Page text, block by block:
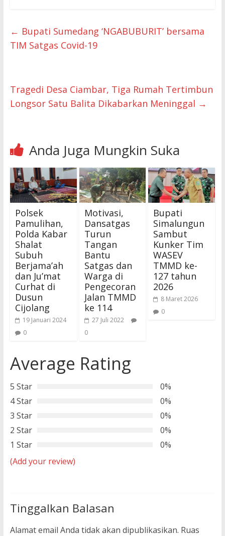
← Bupati Sumedang ‘NGABUBURIT’ bersama
TIM Satgas Covid-19
Tragedi Desa Ciambar, Tiga Rumah Tertimbun
Longsor Satu Balita Dikabarkan Meninggal →
Anda Juga Mungkin Suka
Polsek
Pamulihan,
Polda Kabar
Shalat
Subuh
Berjama’ah
dan Ju’mat
Curhat di
Dusun
Cijolang
19 Januari 2024
0
Motivasi,
Dansatgas
Turun
Tangan
Bantu
Satgas dan
Warga di
Pengecoran
Jalan TMMD
ke 114
27 Juli 2022
0
Bupati
Simalungun
Sambut
Kunker Tim
WASEV
TMMD ke-
127 tahun
2026
8 Maret 2026
0
Average Rating
5 Star
0%
4 Star
0%
3 Star
0%
2 Star
0%
1 Star
0%
(Add your review)
Tinggalkan Balasan
Alamat email Anda tidak akan dipublikasikan. Ruas